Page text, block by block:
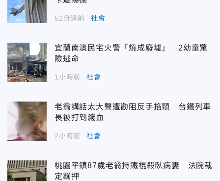
52分鐘前 社會
宜蘭南澳民宅火警「燒成廢墟」 2幼童驚
險逃命
1小時前 社會
老翁講話太大聲遭勸阻反手掐頸 台鐵列車
長被打到濺血
2小時前 社會
桃園平鎮87歲老翁持鐵棍殺臥病妻 法院裁
定羈押